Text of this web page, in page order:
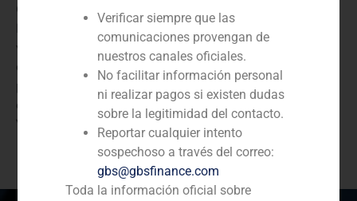
GBS Finance ha actuado como asesor financiero de
Endesa SA, el grupo eléctrico español cotizado, en la
valoración de su filial Nueva Nuinsa S.A., la empresa
española de servicios e inmobiliaria. Nuinsa se vendió
posteriormente a Valoriza Gestion S.A., proveedor
español de servicios de construcción y filial de Sacyr
Vallehermoso.
Verificar siempre que las
comunicaciones provengan de
nuestros canales oficiales.
No facilitar información personal
ni realizar pagos si existen dudas
sobre la legitimidad del contacto.
Reportar cualquier intento
sospechoso a través del correo:
gbs@gbsfinance.com
Toda la información oficial sobre